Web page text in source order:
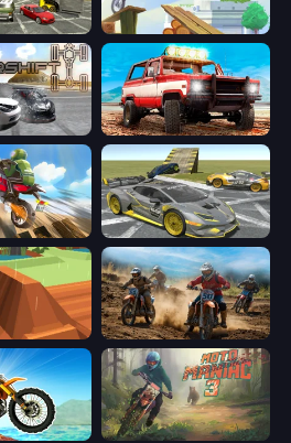
Moto Maniac
Offroad Masters Challenge
Stunt Wrong Way
Motocross Dirt Bike Race Games
Skills Moto Maniac 3